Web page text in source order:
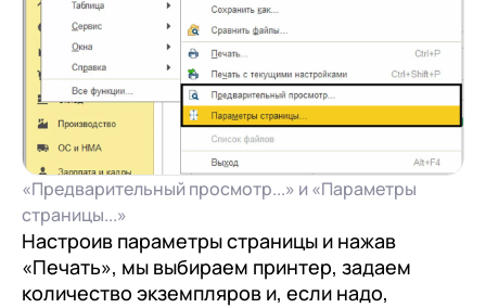
«Предварительный просмотр...» и «Параметры
страницы...»
Настроив параметры страницы и нажав
«Печать», мы выбираем принтер, задаем
количество экземпляров и, если надо,